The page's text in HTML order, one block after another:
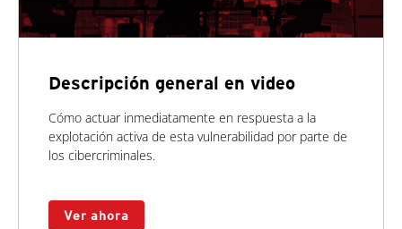
Descripción general en video
Cómo actuar inmediatamente en respuesta a la
explotación activa de esta vulnerabilidad por parte de
los cibercriminales.
Ver ahora